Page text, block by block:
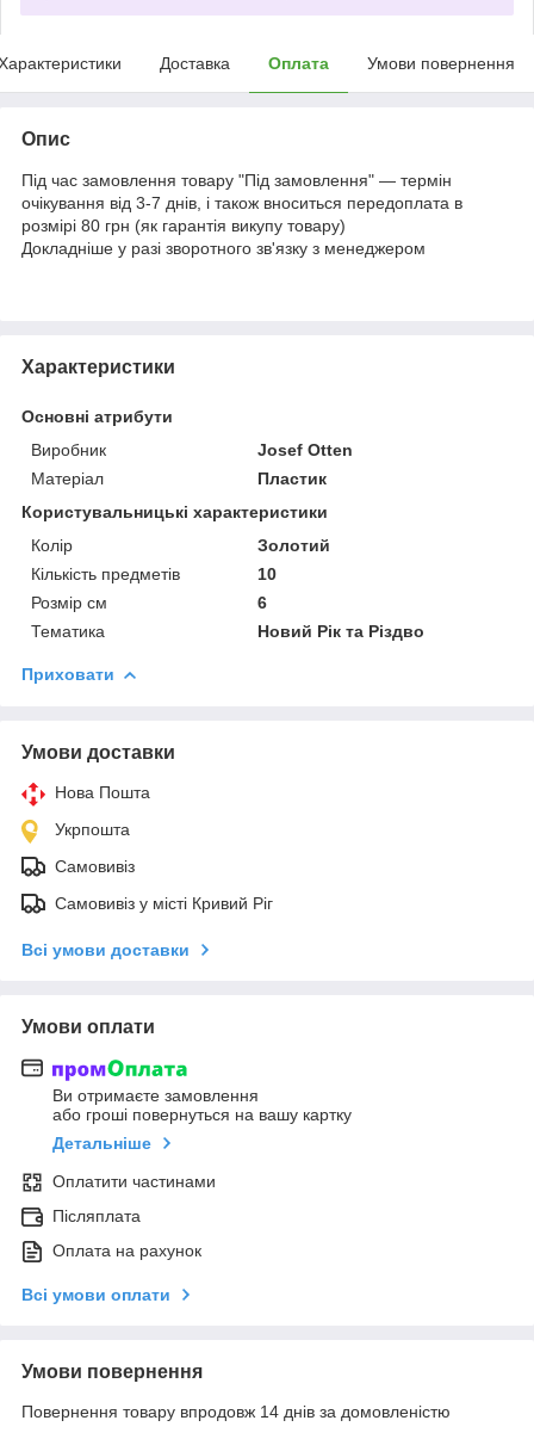
Доставка Оплата Умови повернення
Опис
Під час замовлення товару "Під замовлення" — термін
очікування від 3-7 днів, і також вноситься передоплата в
розмірі 80 грн (як гарантія викупу товару)
Докладніше у разі зворотного зв'язку з менеджером
Характеристики
Основні атрибути
Виробник
Josef Otten
Матеріал
Пластик
Користувальницькі характеристики
Колір
Золотий
Кількість предметів
10
Розмір см
6
Тематика
Новий Рік та Різдво
Приховати
Умови доставки
Нова Пошта
Укрпошта
Самовивіз
Самовивіз у місті Кривий Ріг
Всі умови доставки
Умови оплати
Ви отримаєте замовлення
або гроші повернуться на вашу картку
Детальніше
Оплатити частинами
Післяплата
Оплата на рахунок
Всі умови оплати
Умови повернення
Повернення товару впродовж 14 днів за домовленістю